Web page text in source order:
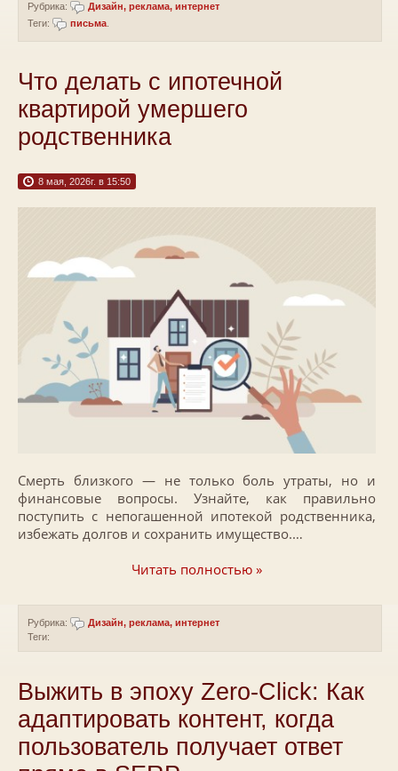
Рубрика:
Дизайн, реклама, интернет
Теги:
письма
Что делать с ипотечной
квартирой умершего
родственника
8 мая, 2026г. в 15:50
Смерть близкого — не только боль утраты, но и
финансовые вопросы. Узнайте, как правильно
поступить с непогашенной ипотекой родственника,
избежать долгов и сохранить имущество.…
Читать полностью »
Рубрика:
Дизайн, реклама, интернет
Теги:
Выжить в эпоху Zero-Click: Как
адаптировать контент, когда
пользователь получает ответ